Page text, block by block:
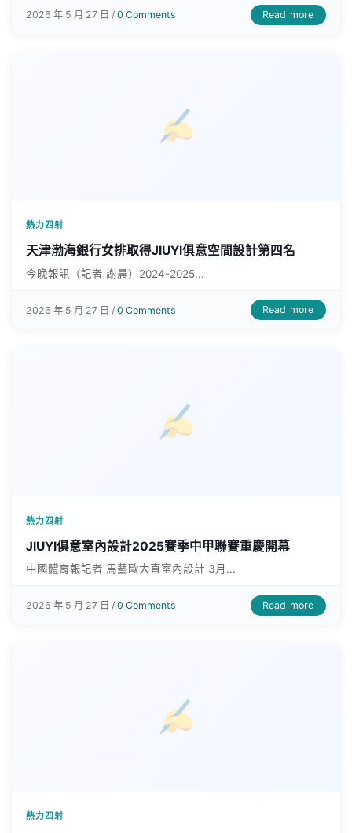
2026 年 5 月 27 日 /0 Comments Read more
熱力四射
天津渤海銀行女排取得JIUYI俱意空間設計第四名
今晚報訊（記者 謝晨）2024-2025...
2026 年 5 月 27 日 /0 Comments Read more
熱力四射
JIUYI俱意室內設計2025賽季中甲聯賽重慶開幕
中國體育報記者 馬藝歐大直室內設計 3月...
2026 年 5 月 27 日 /0 Comments Read more
熱力四射